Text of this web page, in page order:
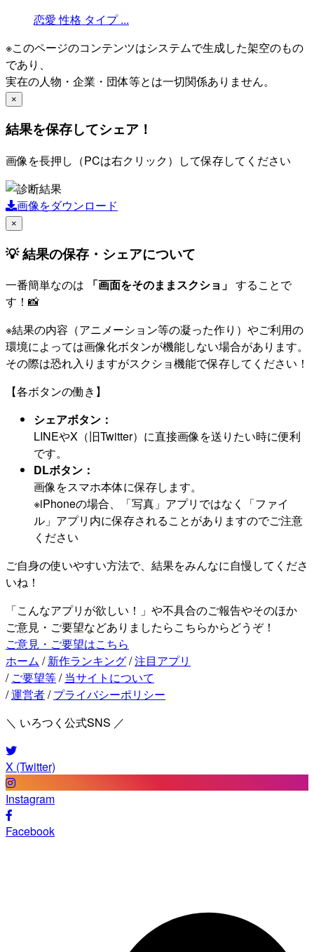
恋愛 性格 タイプ ...
※このページのコンテンツはシステムで生成した架空のもの
であり、
実在の人物・企業・団体等とは一切関係ありません。
×
結果を保存してシェア！
画像を長押し（PCは右クリック）して保存してください
画像をダウンロード
×
💡 結果の保存・シェアについて
一番簡単なのは 「画面をそのままスクショ」 することで
す！📸
※結果の内容（アニメーション等の凝った作り）やご利用の
環境によっては画像化ボタンが機能しない場合があります。
その際は恐れ入りますがスクショ機能で保存してください！
【各ボタンの働き】
シェアボタン：
LINEやX（旧Twitter）に直接画像を送りたい時に便利
です。
DLボタン：
画像をスマホ本体に保存します。
※iPhoneの場合、「写真」アプリではなく「ファイ
ル」アプリ内に保存されることがありますのでご注意
ください
ご自身の使いやすい方法で、結果をみんなに自慢してくださ
いね！
「こんなアプリが欲しい！」や不具合のご報告やそのほか
ご意見・ご要望などありましたらこちらからどうぞ！
ご意見・ご要望はこちら
ホーム / 新作ランキング/注目アプリ
/ ご要望等/ 当サイトについて
/運営者/ プライバシーポリシー
＼ いろつく公式SNS ／
X (Twitter)
Instagram
Facebook